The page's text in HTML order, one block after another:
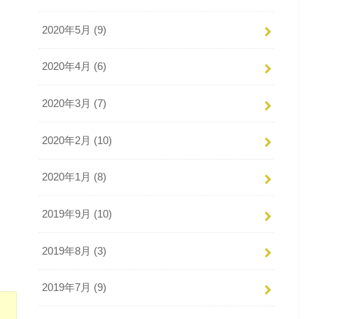
2020年5月 (9)
2020年4月 (6)
2020年3月 (7)
2020年2月 (10)
2020年1月 (8)
2019年9月 (10)
2019年8月 (3)
2019年7月 (9)